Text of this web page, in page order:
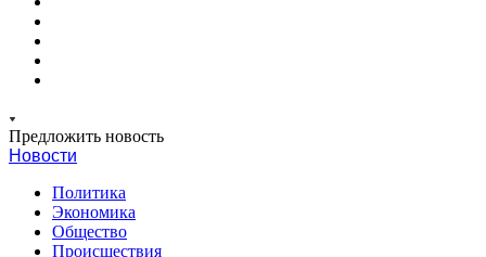
Предложить новость
Новости
Политика
Экономика
Общество
Происшествия